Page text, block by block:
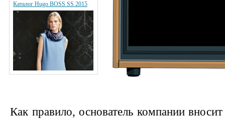
Каталог Hugo BOSS SS 2015
Как правило, основатель компании